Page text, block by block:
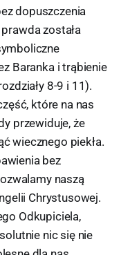
dopuszczenia
została
Baranka i trąbienie
8-9 i 11).
które na nas
przewiduje, że
wiecznego piekła.
bez
naszą
Chrystusowej.
Odkupiciela,
nic się nie